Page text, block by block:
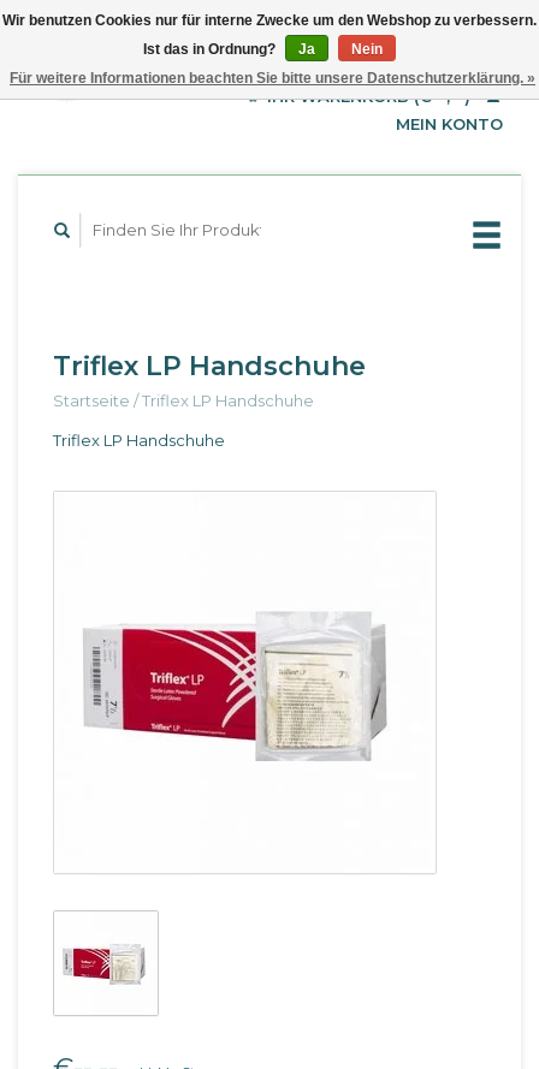
EUR
GBP
USD
English
Français
IHR WARENKORB (€--,--)
MEIN KONTO
Triflex LP Handschuhe
Startseite /Triflex LP Handschuhe
Triflex LP Handschuhe
Wir benutzen Cookies nur für interne Zwecke um den Webshop zu verbessern.
Ist das in Ordnung?
Ja
Nein
Für weitere Informationen beachten Sie bitte unsere Datenschutzerklärung. »